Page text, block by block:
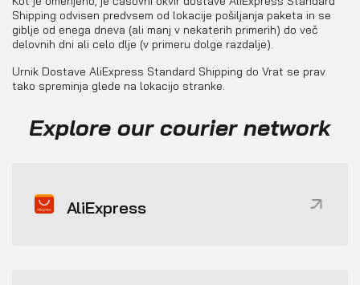
Shipping odvisen predvsem od lokacije pošiljanja paketa in se
giblje od enega dneva (ali manj v nekaterih primerih) do več
delovnih dni ali celo dlje (v primeru dolge razdalje).
Urnik Dostave AliExpress Standard Shipping do Vrat se prav
tako spreminja glede na lokacijo stranke.
Explore our courier network
AliExpress